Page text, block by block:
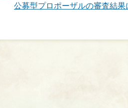
公募型プロポーザルの審査結果